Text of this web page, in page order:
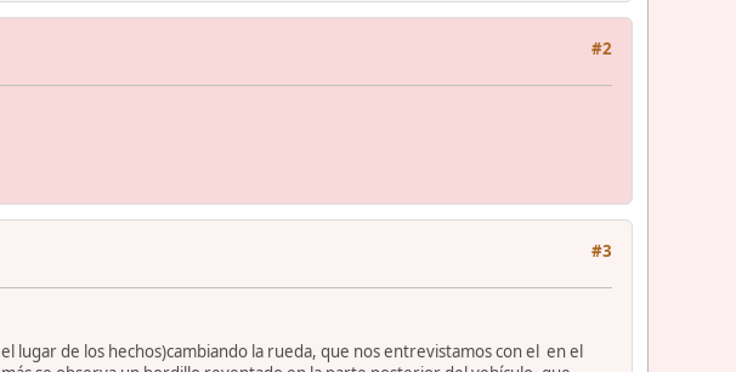
#2
#3
lugar de los hechos)cambiando la rueda, que nos entrevistamos con el en el